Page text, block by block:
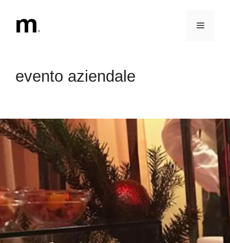
contenuto
Menu
evento aziendale